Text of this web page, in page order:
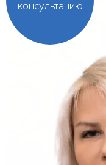
консультацию